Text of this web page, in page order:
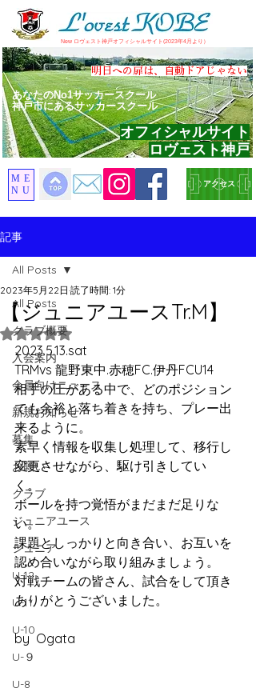
​New ロヴェスト神戸オフィシャルサイト(2023年4月より）
​明日への扉は、自動ドアじゃない
あなたのNo1サッカースクール
神戸市にあるサッカースクール
アクセス
オフィシャルサイト
ロヴェスト神戸
ME
NU
記事
All Posts
クラブ概要
入会案内
会員向けニュース
新規お知らせ
募集
お願い
クラブ
ジュニアユース
ジュニア
U-12
U-11
U-10
U-９
U-8
All Posts
【ジュニアユースTr.M】
2023年5月22日 読了時間: 1分
5つ星のうちNaNと評価されています。
2023.5.13.sat
TRMvs 龍野東中.赤穂FC.伊丹FCU14
相手の圧がある中で、どのポジション
でも余裕と落ち着きを持ち、プレー出
来るように。
素早く情報を収集し処理して、移行し
変更させながら、駆け引きしてい
く。
ボールを持つ覚悟がまだまだ足りな
い。
課題としっかりと向き合い、お互いを
認め合いながら取り組みましょう。
対戦チームの皆さん、試合をして頂き
ありがとうございました。
by  Ogata